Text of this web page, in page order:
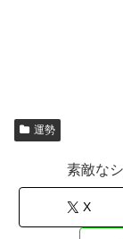
運勢
素敵な
X